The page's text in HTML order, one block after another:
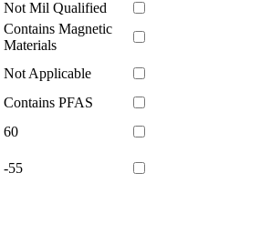
Not Mil Qualified
Contains Magnetic
Materials
Not Applicable
Contains PFAS
60
-55